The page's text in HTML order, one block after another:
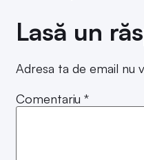
Lasă un
Adresa ta de email nu
Comentariu *